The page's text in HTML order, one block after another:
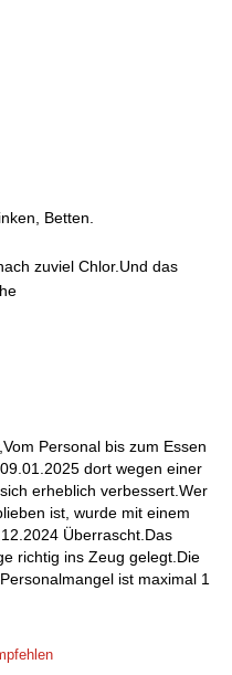
Betten.
zuviel Chlor.Und das
Personal bis zum Essen
dort wegen einer
erheblich verbessert.Wer
ist, wurde mit einem
Überrascht.Das
richtig ins Zeug gelegt.Die
ist maximal 1